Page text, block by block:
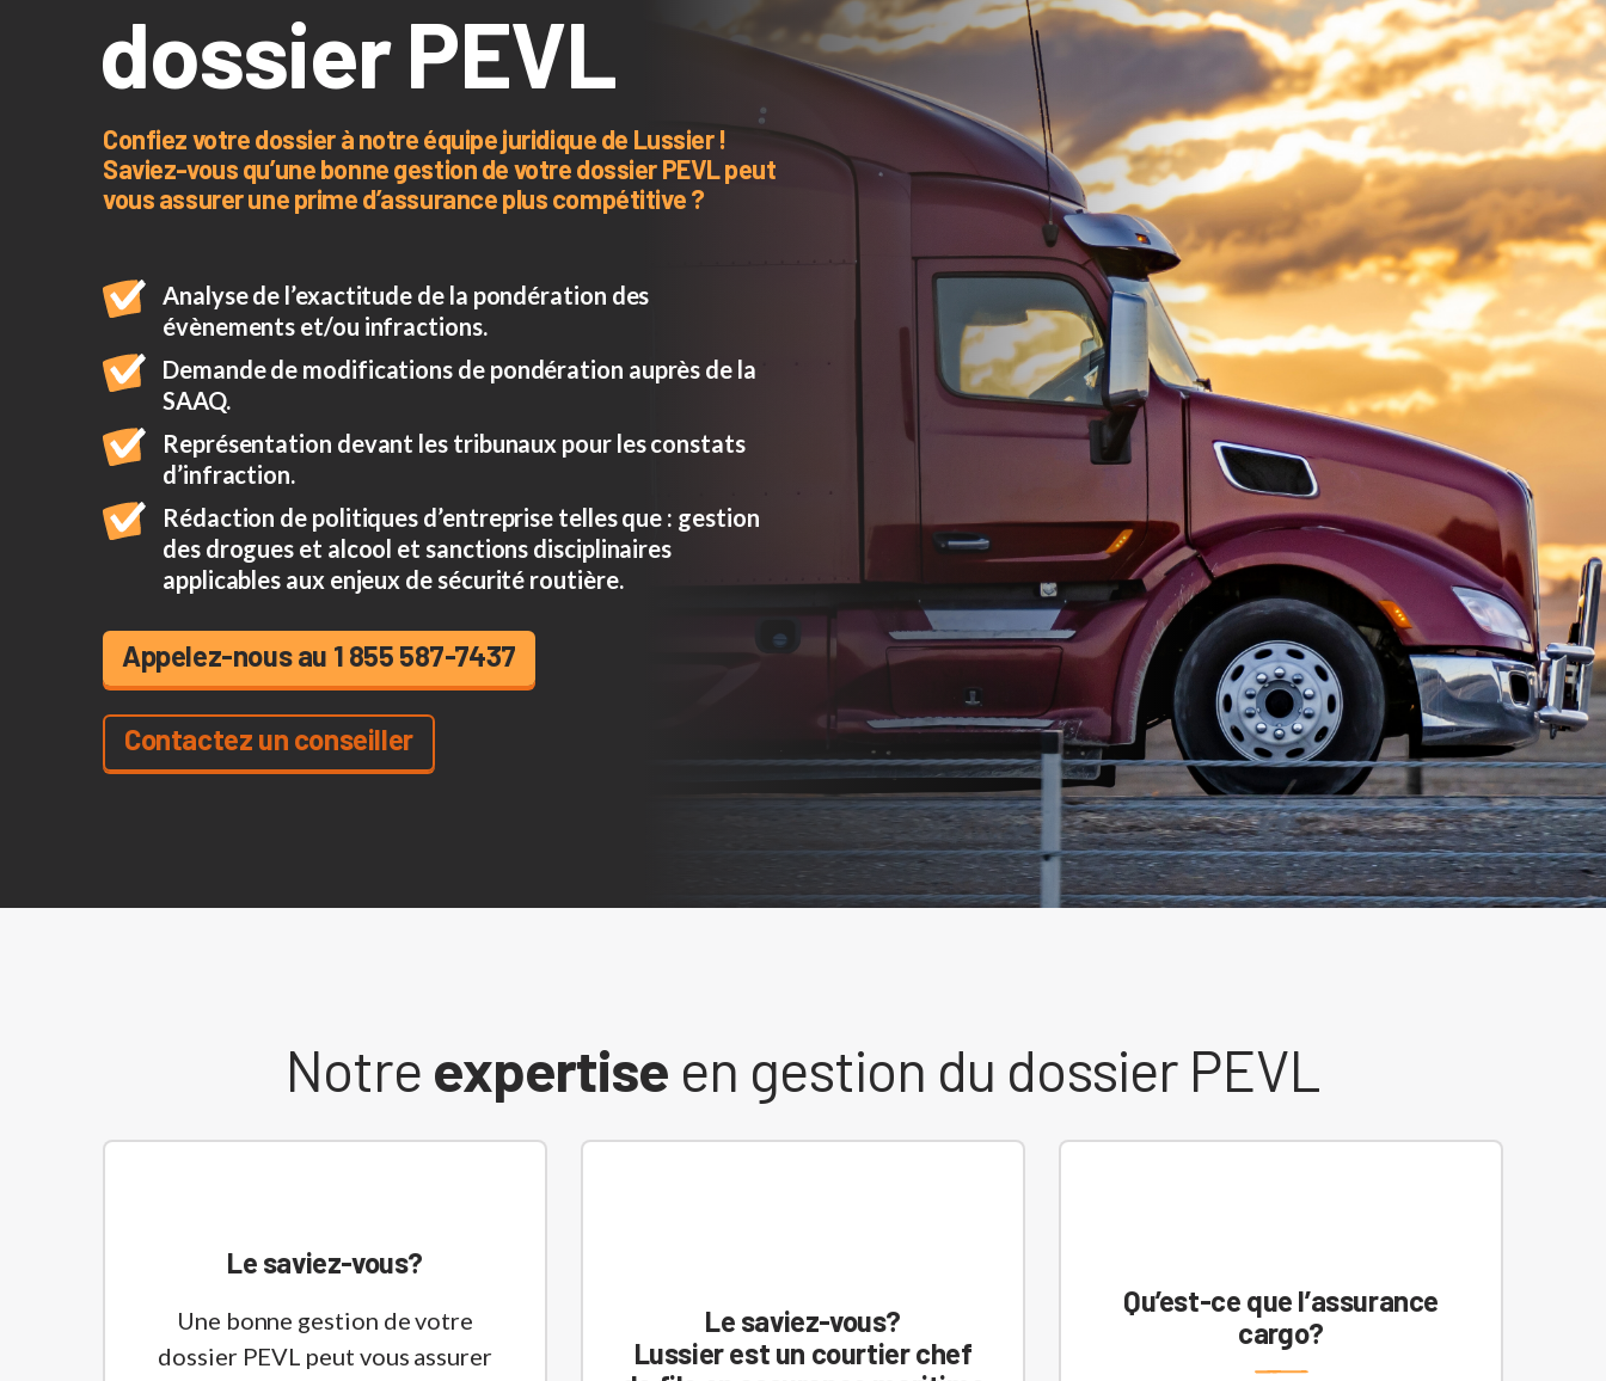
dossier PEVL
Confiez votre dossier à notre équipe juridique de Lussier !
Saviez-vous qu’une bonne gestion de votre dossier PEVL peut
vous assurer une prime d’assurance plus compétitive ?
Analyse de l’exactitude de la pondération des
évènements et/ou infractions.
Demande de modifications de pondération auprès de la
SAAQ.
Représentation devant les tribunaux pour les constats
d’infraction.
Rédaction de politiques d’entreprise telles que : gestion
des drogues et alcool et sanctions disciplinaires
applicables aux enjeux de sécurité routière.
Appelez-nous au 1 855 587-7437
Contactez un conseiller
Notre expertise en gestion du dossier PEVL
Le saviez-vous?
Une bonne gestion de votre
dossier PEVL peut vous assurer
Le saviez-vous?
Lussier est un courtier chef
Qu’est-ce que l’assurance
cargo?